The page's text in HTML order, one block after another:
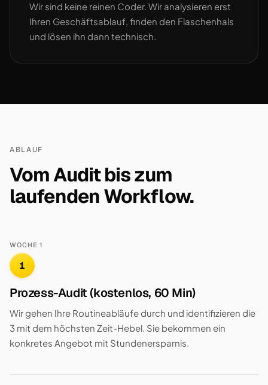
Wir sind keine reinen Coder. Wir analysieren erst
Ihren Geschäftsablauf, finden den Flaschenhals
und lösen ihn dann technisch.
ABLAUF
Vom Audit bis zum
laufenden Workflow.
WOCHE 1
1
Prozess-Audit (kostenlos, 60 Min)
Wir gehen Ihre Routineabläufe durch und identifizieren die
3 mit dem höchsten Zeit-Hebel. Sie bekommen ein
konkretes Angebot mit Stundenersparnis.